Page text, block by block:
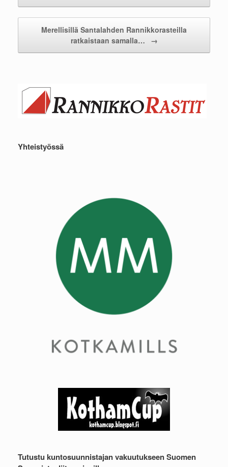
Merellisillä Santalahden Rannikkorasteilla
ratkaistaan samalla…
→
Yhteistyössä
Tutustu kuntosuunnistajan vakuutukseen Suomen